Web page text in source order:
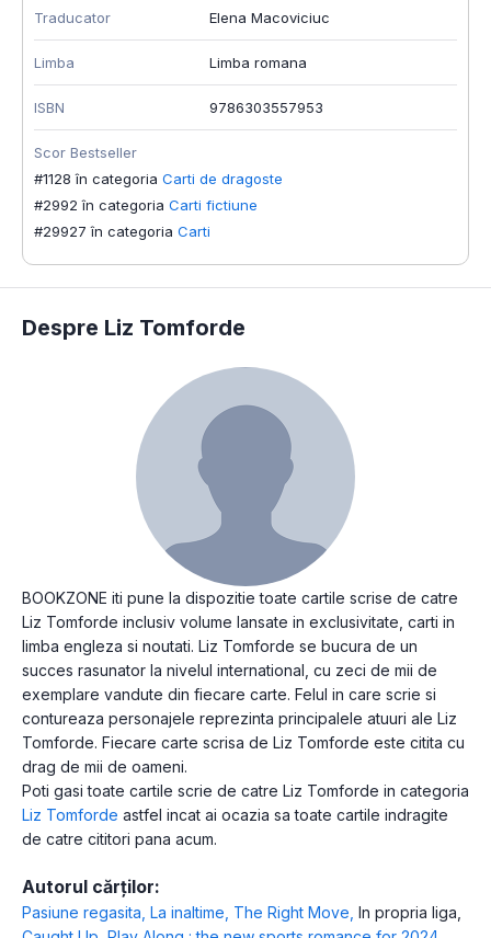
Traducator Elena Macoviciuc
Limba Limba romana
ISBN 9786303557953
Scor Bestseller
#1128 în categoria Carti de dragoste
#2992 în categoria Carti fictiune
#29927 în categoria Carti
Despre Liz Tomforde
BOOKZONE iti pune la dispozitie toate cartile scrise de catre
Liz Tomforde inclusiv volume lansate in exclusivitate, carti in
limba engleza si noutati. Liz Tomforde se bucura de un
succes rasunator la nivelul international, cu zeci de mii de
exemplare vandute din fiecare carte. Felul in care scrie si
contureaza personajele reprezinta principalele atuuri ale Liz
Tomforde. Fiecare carte scrisa de Liz Tomforde este citita cu
drag de mii de oameni.
Poti gasi toate cartile scrie de catre Liz Tomforde in categoria
Liz Tomforde astfel incat ai ocazia sa toate cartile indragite
de catre cititori pana acum.
Autorul cărților:
Pasiune regasita La inaltime The Right Move In propria liga